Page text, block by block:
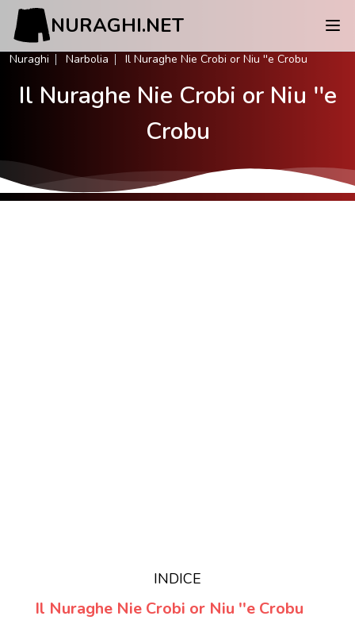
NURAGHI.NET
Nuraghi Narbolia Il Nuraghe Nie Crobi or Niu ''e Crobu
Il Nuraghe Nie Crobi or Niu ''e
Crobu
INDICE
Il Nuraghe Nie Crobi or Niu ''e Crobu